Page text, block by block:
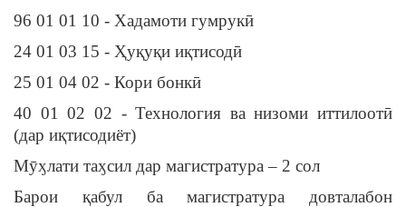
96 01 01 10 - Хадамоти гумрукӣ
24 01 03 15 - Ҳуқуқи иқтисодӣ
25 01 04 02 - Кори бонкӣ
40 01 02 02 - Технология ва низоми иттилоотӣ
(дар иқтисодиёт)
Мӯӽлати таӽсил дар магистратура – 2 сол
Барои қабул ба магистратура довталабон